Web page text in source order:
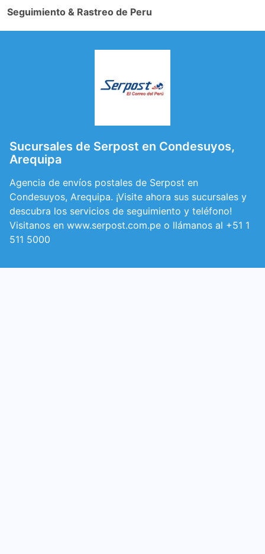
Seguimiento & Rastreo de Peru
Sucursales de Serpost en Condesuyos,
Arequipa
Agencia de envíos postales de Serpost en
Condesuyos, Arequipa. ¡Visite ahora sus sucursales y
descubra los servicios de seguimiento y teléfono!
Visitanos en www.serpost.com.pe o llámanos al +51 1
511 5000